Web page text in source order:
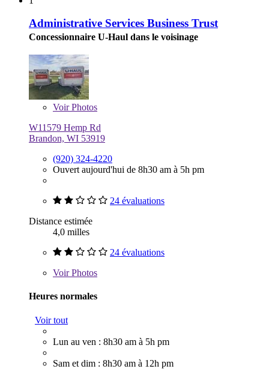
Administrative Services Business Trust
Concessionnaire U-Haul dans le voisinage
VoirPhotos
W11579 Hemp Rd
Brandon, WI 53919
(920) 324-4220
Ouvert aujourd'hui de 8h30 am à 5h pm
24 évaluations
Distance estimée
4,0 milles
24 évaluations
VoirPhotos
Heures normales
Voir tout
Lun au ven : 8h30 am à 5h pm
Sam et dim : 8h30 am à 12h pm